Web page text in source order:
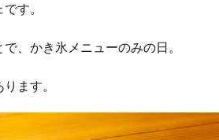
す。
、かき氷メニューのみの日。
ます。